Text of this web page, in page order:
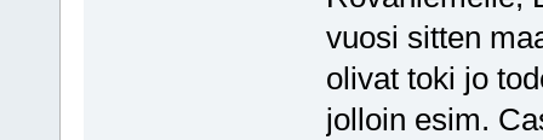
vuosi sitten
olivat toki jo
jolloin esim.